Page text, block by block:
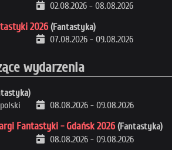
02.08.2026 - 08.08.2026
2026 (Fantastyka)
07.08.2026 - 09.08.2026
wydarzenia
08.08.2026 - 09.08.2026
Fantastyki - Gdańsk 2026 (Fantastyka)
08.08.2026 - 09.08.2026